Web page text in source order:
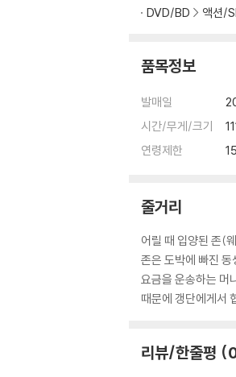
DVD/BD
액션/
품목정보
발매일
시간/무게/크기
연령제한
줄거리
어릴 때 입양된 존(
존은 도박에 빠진
요금을 운송하는 머
때문에 갱단에게서
리뷰/한줄평